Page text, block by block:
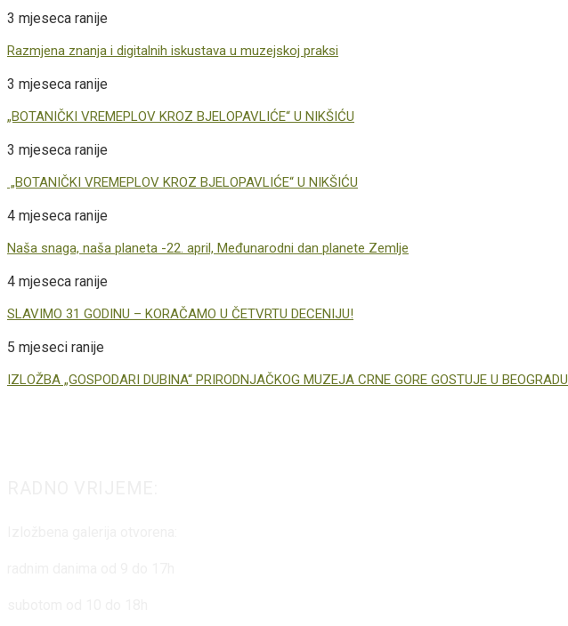
3 mjeseca ranije
Razmjena znanja i digitalnih iskustava u muzejskoj praksi
3 mjeseca ranije
„BOTANIČKI VREMEPLOV KROZ BJELOPAVLIĆE“ U NIKŠIĆU
3 mjeseca ranije
„BOTANIČKI VREMEPLOV KROZ BJELOPAVLIĆE“ U NIKŠIĆU
4 mjeseca ranije
Naša snaga, naša planeta -22. april, Međunarodni dan planete Zemlje
4 mjeseca ranije
SLAVIMO 31 GODINU – KORAČAMO U ČETVRTU DECENIJU!
5 mjeseci ranije
IZLOŽBA „GOSPODARI DUBINA“ PRIRODNJAČKOG MUZEJA CRNE GORE GOSTUJE U BEOGRADU